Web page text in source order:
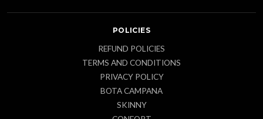
POLICIES
REFUND POLICIES
TERMS AND CONDITIONS
PRIVACY POLICY
BOTA CAMPANA
SKINNY